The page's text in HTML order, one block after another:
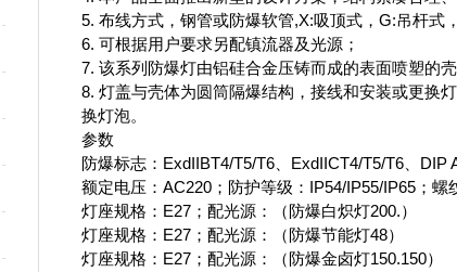
5. 布线方式，钢管或防爆软管,X:吸顶式，G:吊杆式
6. 可根据用户要求另配镇流器及光源；
7. 该系列防爆灯由铝硅合金压铸而成的表面喷塑的
8. 灯盖与壳体为圆筒隔爆结构，接线和安装或更换
换灯泡。
参数
防爆标志：ExdIIBT4/T5/T6、ExdIICT4/T5/T6、DIP
额定电压：AC220；防护等级：IP54/IP55/IP65；螺
灯座规格：E27；配光源：（防爆白炽灯200.）
灯座规格：E27；配光源：（防爆节能灯48）
灯座规格：E27；配光源：（防爆金卤灯150.150）